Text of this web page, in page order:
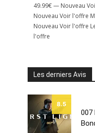
49.99€ — Nouveau
Nouveau Voir l'offre
Nouveau Voir l'offre
l'offre
Les derniers Avis
8.5
007